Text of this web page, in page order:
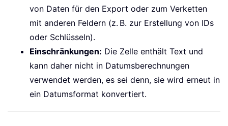
von Daten für den Export oder zum Verketten
mit anderen Feldern (z. B. zur Erstellung von IDs
oder Schlüsseln).
Einschränkungen: Die Zelle enthält Text und
kann daher nicht in Datumsberechnungen
verwendet werden, es sei denn, sie wird erneut in
ein Datumsformat konvertiert.